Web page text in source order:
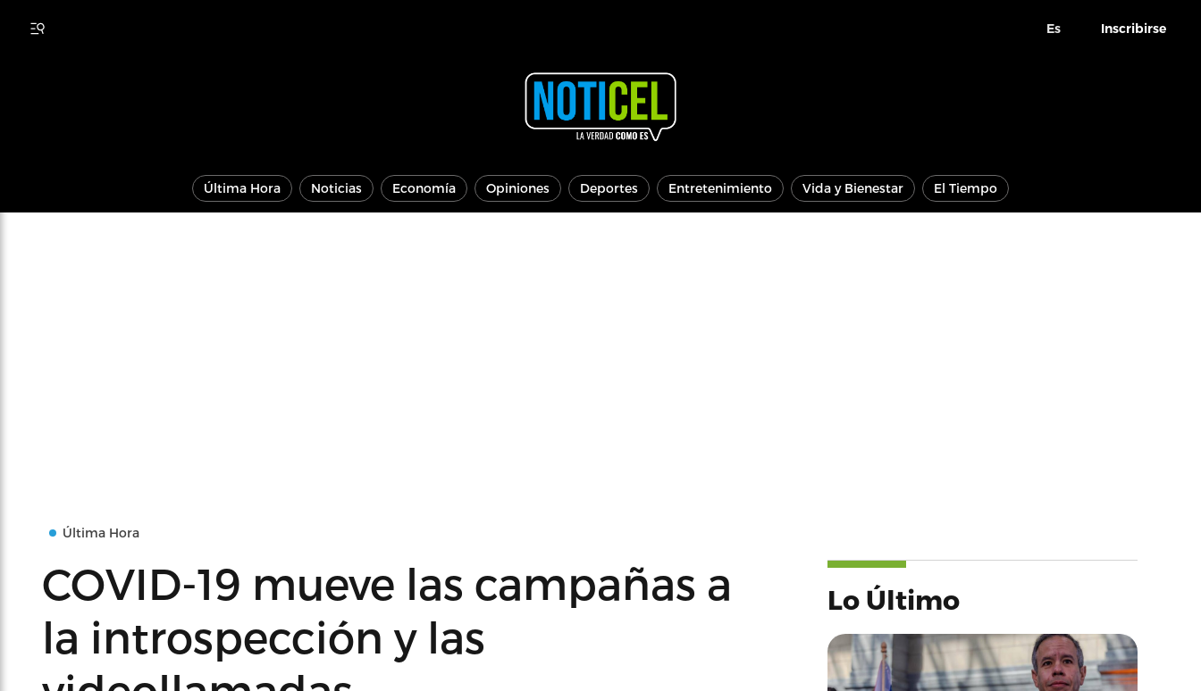
Es Inscribirse
Última Hora Noticias Economía Opiniones Deportes Entretenimiento Vida y Bienestar El Tiempo
Última Hora
COVID-19 mueve las campañas a
la introspección y las
Lo Último